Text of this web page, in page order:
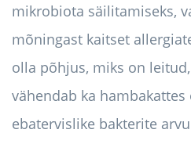
mikrobiota säilitamiseks,
mõningast kaitset
olla põhjus, miks on
vähendab ka
ebatervislike bakterite